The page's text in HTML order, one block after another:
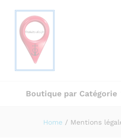
Boutique par Catégorie
Home / Mentions